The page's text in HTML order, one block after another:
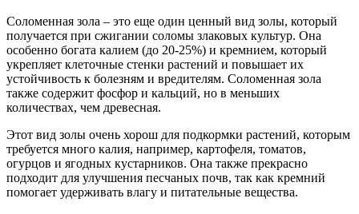
Соломенная зола – это еще один ценный вид золы, который
получается при сжигании соломы злаковых культур. Она
особенно богата калием (до 20-25%) и кремнием, который
укрепляет клеточные стенки растений и повышает их
устойчивость к болезням и вредителям. Соломенная зола
также содержит фосфор и кальций, но в меньших
количествах, чем древесная.
Этот вид золы очень хорош для подкормки растений, которым
требуется много калия, например, картофеля, томатов,
огурцов и ягодных кустарников. Она также прекрасно
подходит для улучшения песчаных почв, так как кремний
помогает удерживать влагу и питательные вещества.